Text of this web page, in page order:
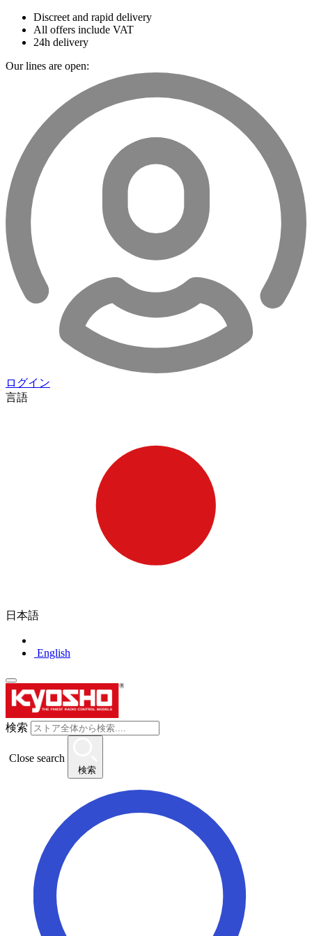
Discreet and rapid delivery
All offers include VAT
24h delivery
Our lines are open:
ログイン
言語
日本語
English
検索
Close search
検索